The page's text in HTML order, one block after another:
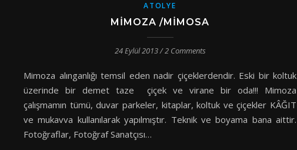
ATOLYE
MIMOZA /MIMOSA
24 Eylül 2013/2 Comments
Mimoza alınganlığı temsil eden nadir çiçeklerdendir. Eski bir koltuk
üzerinde bir demet taze çiçek ve virane bir oda!!! Mimoza
çalışmamın tümü, duvar parkeler, kitaplar, koltuk ve çiçekler KÂĞIT
ve mukavva kullanılarak yapılmıştır. Teknik ve boyama bana aittir.
Fotoğraflar, Fotoğraf Sanatçısı…